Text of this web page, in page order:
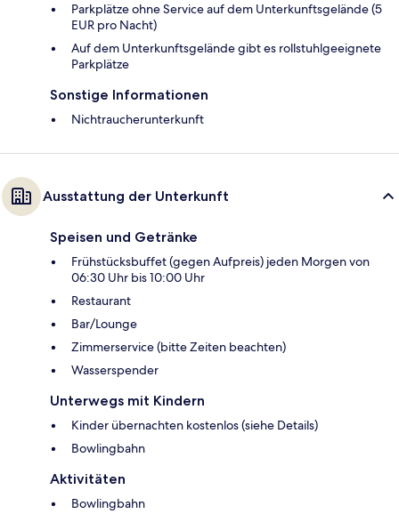
Parkplätze ohne Service auf dem Unterkunftsgelände (5
EUR pro Nacht)
Auf dem Unterkunftsgelände gibt es rollstuhlgeeignete
Parkplätze
Sonstige Informationen
Nichtraucherunterkunft
Ausstattung der Unterkunft
Speisen und Getränke
Frühstücksbuffet (gegen Aufpreis) jeden Morgen von
06:30 Uhr bis 10:00 Uhr
Restaurant
Bar/Lounge
Zimmerservice (bitte Zeiten beachten)
Wasserspender
Unterwegs mit Kindern
Kinder übernachten kostenlos (siehe Details)
Bowlingbahn
Aktivitäten
Bowlingbahn